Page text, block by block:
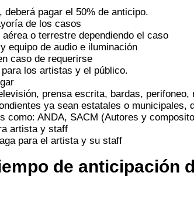
deberá pagar el 50% de anticipo.
de los casos
o terrestre dependiendo el caso
equipo de audio e iluminación
caso de requerirse
los artistas y el público.
prensa escrita, bardas,
ya sean estatales o municipales,
como: ANDA, SACM (Autores y
artista y staff
para el artista y su staff
de anticipación